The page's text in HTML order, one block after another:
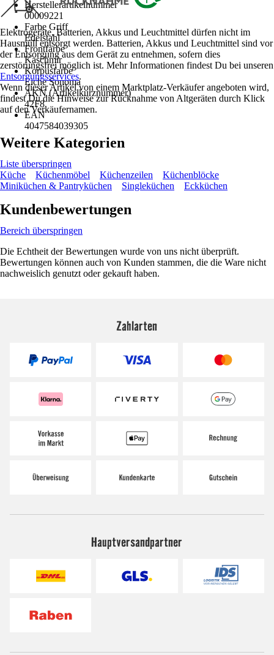
Herstellerartikelnummer
00009221
Farbe Griff
Edelstahl
Frontfarbe
Kaschmir
Korpusfarbe
Eiche Sonoma
AKN (Artikelkurznummer)
42F8
EAN
4047584039305
Elektrogeräte, Batterien, Akkus und Leuchtmittel dürfen nicht im
Hausmüll entsorgt werden. Batterien, Akkus und Leuchtmittel sind vor
der Entsorgung aus dem Gerät zu entnehmen, sofern dies
zerstörungsfrei möglich ist. Mehr Informationen findest Du bei unseren
Entsorgungsservices.
Wenn dieser Artikel von einem Marktplatz-Verkäufer angeboten wird,
findest Du die Hinweise zur Rücknahme von Altgeräten durch Klick
auf den Verkäufernamen.
Weitere Kategorien
Liste überspringen
Küche
Küchenmöbel Küchenzeilen
Küchenblöcke
Miniküchen & Pantryküchen
Singleküchen Eckküchen
Kundenbewertungen
Bereich überspringen
Die Echtheit der Bewertungen wurde von uns nicht überprüft.
Bewertungen können auch von Kunden stammen, die die Ware nicht
nachweislich genutzt oder gekauft haben.
Zahlarten
Hauptversandpartner